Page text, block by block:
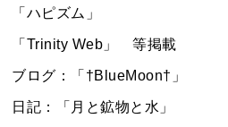
「ハピズム」
「Trinity Web」 等掲載
ブログ：「†BlueMoon†」
日記：「月と鉱物と水」